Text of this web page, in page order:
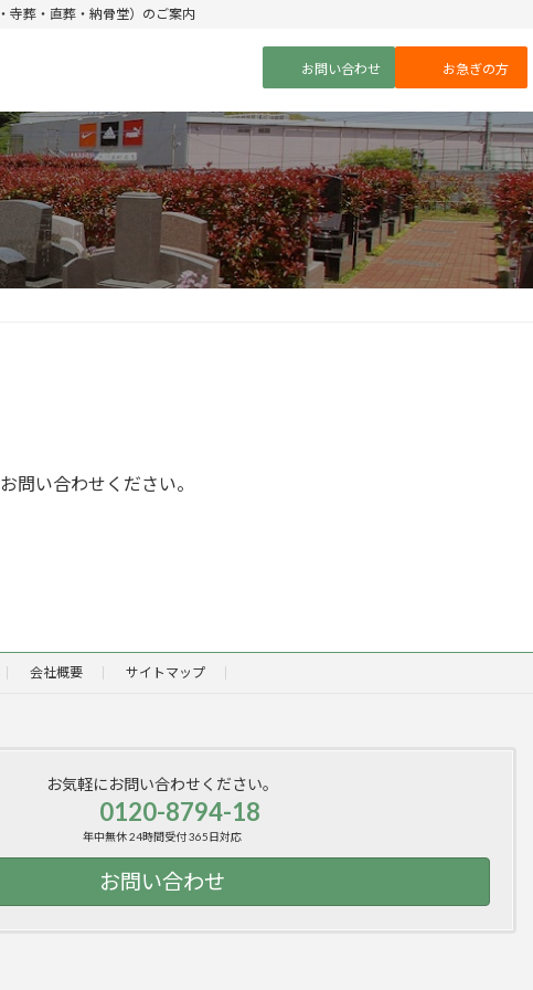
寺葬・直葬・納骨堂）のご案内
お問い合わせ お急ぎの方
問い合わせください。
会社概要 サイトマップ
お気軽にお問い合わせください。
0120-8794-18
年中無休 24時間受付 365日対応
お問い合わせ